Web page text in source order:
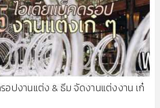
รอปงานแต่ง & ธีม จัดงานแต่งงาน เก๋